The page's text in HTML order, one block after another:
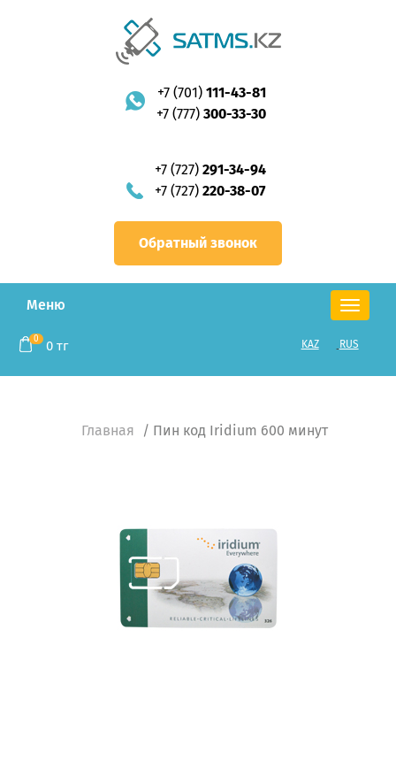
+7 (701) 111-43-81
+7 (777) 300-33-30
+7 (727) 291-34-94
+7 (727) 220-38-07
Обратный звонок
Toggle
navigation
Меню
0 0тг KAZ RUS
Главная / Пин код Iridium 600 минут